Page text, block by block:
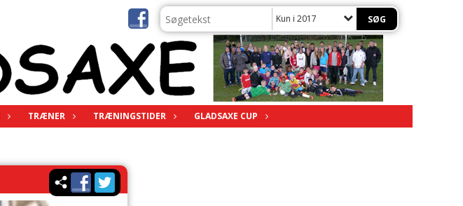
Kun i 2017
TRÆNER TRÆNINGSTIDER GLADSAXE CUP